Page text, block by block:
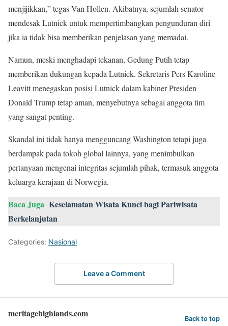
menjijikkan,” tegas Van Hollen. Akibatnya, sejumlah senator
mendesak Lutnick untuk mempertimbangkan pengunduran diri
jika ia tidak bisa memberikan penjelasan yang memadai.
Namun, meski menghadapi tekanan, Gedung Putih tetap
memberikan dukungan kepada Lutnick. Sekretaris Pers Karoline
Leavitt menegaskan posisi Lutnick dalam kabiner Presiden
Donald Trump tetap aman, menyebutnya sebagai anggota tim
yang sangat penting.
Skandal ini tidak hanya mengguncang Washington tetapi juga
berdampak pada tokoh global lainnya, yang menimbulkan
pertanyaan mengenai integritas sejumlah pihak, termasuk anggota
keluarga kerajaan di Norwegia.
Baca Juga Keselamatan Wisata Kunci bagi Pariwisata
Berkelanjutan
Categories: Nasional
Leave a Comment
meritagehighlands.com Back to top